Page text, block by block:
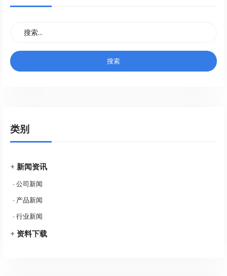
类别
+ 新闻资讯
-公司新闻
- 产品新闻
-行业新闻
+ 资料下载